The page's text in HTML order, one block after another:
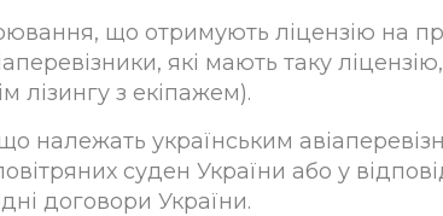
що отримують ліцензію на
які мають таку
лізингу з екіпажем).
що належать українським
суден України або у
договори України.